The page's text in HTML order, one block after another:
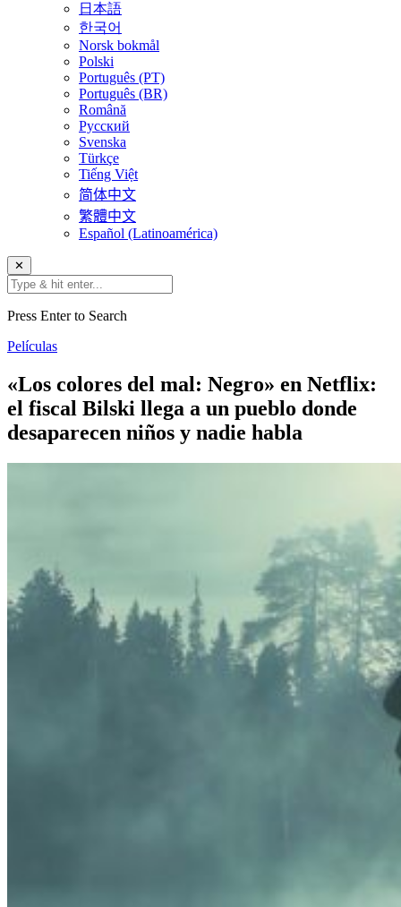
日本語
한국어
Norsk bokmål
Polski
Português (PT)
Português (BR)
Română
Русский
Svenska
Türkçe
Tiếng Việt
简体中文
繁體中文
Español (Latinoamérica)
✕
Press Enter to Search
Películas
«Los colores del mal: Negro» en Netflix:
el fiscal Bilski llega a un pueblo donde
desaparecen niños y nadie habla